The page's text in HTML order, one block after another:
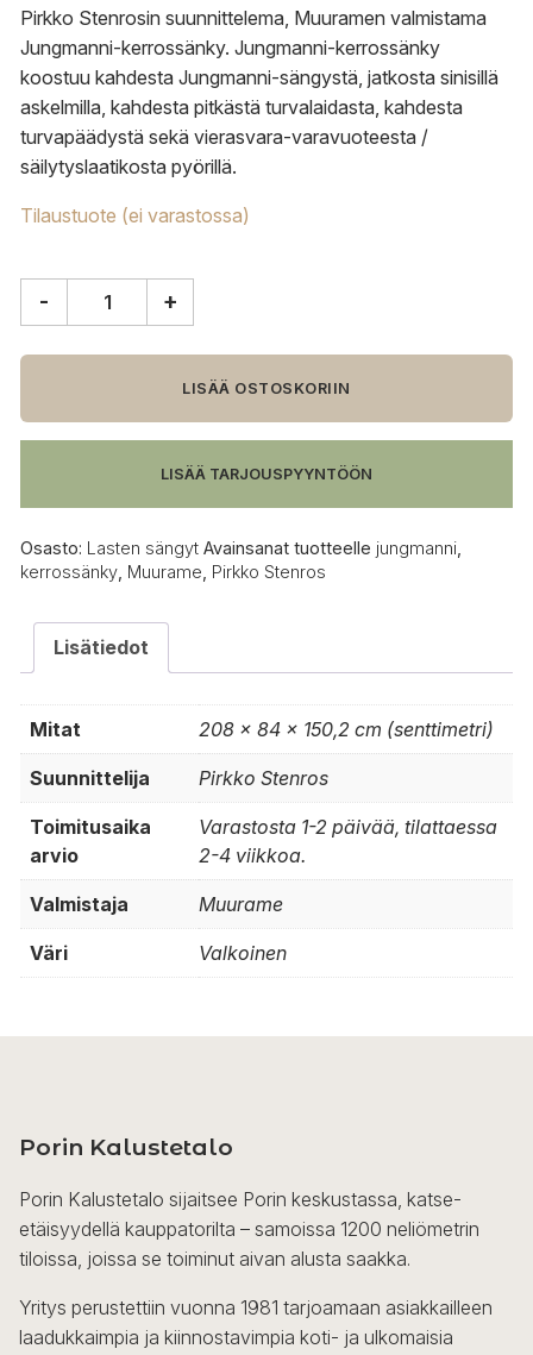
Pirkko Stenrosin suunnittelema, Muuramen valmistama
Jungmanni-kerrossänky. Jungmanni-kerrossänky
koostuu kahdesta Jungmanni-sängystä, jatkosta sinisillä
askelmilla, kahdesta pitkästä turvalaidasta, kahdesta
turvapäädystä sekä vierasvara-varavuoteesta /
säilytyslaatikosta pyörillä.
Tilaustuote (ei varastossa)
kerrossänky
- +
LISÄÄ OSTOSKORIIN
LISÄÄ TARJOUSPYYNTÖÖN
Osasto: Lasten sängyt Avainsanat tuotteelle jungmanni
kerrossänky Muurame Pirkko Stenros
Lisätiedot
Mitat 208 × 84 × 150,2 cm (senttimetri)
Suunnittelija Pirkko Stenros
Toimitusaika
arvio
Varastosta 1-2 päivää, tilattaessa
2-4 viikkoa.
Valmistaja Muurame
Väri Valkoinen
Porin Kalustetalo
Porin Kalustetalo sijaitsee Porin keskustassa, katse-
etäisyydellä kauppatorilta – samoissa 1200 neliömetrin
tiloissa, joissa se toiminut aivan alusta saakka.
Yritys perustettiin vuonna 1981 tarjoamaan asiakkailleen
laadukkaimpia ja kiinnostavimpia koti- ja ulkomaisia